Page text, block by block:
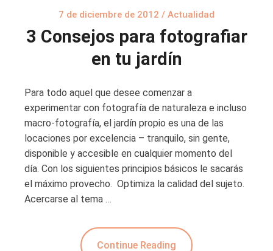
7 de diciembre de 2012 / Actualidad
3 Consejos para fotografiar
en tu jardín
Para todo aquel que desee comenzar a
experimentar con fotografía de naturaleza e incluso
macro-fotografía, el jardín propio es una de las
locaciones por excelencia – tranquilo, sin gente,
disponible y accesible en cualquier momento del
día. Con los siguientes principios básicos le sacarás
el máximo provecho. Optimiza la calidad del sujeto.
Acercarse al tema …
Continue Reading